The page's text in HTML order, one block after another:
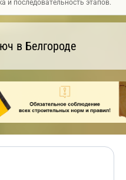
и последовательность этапов.
в Белгороде